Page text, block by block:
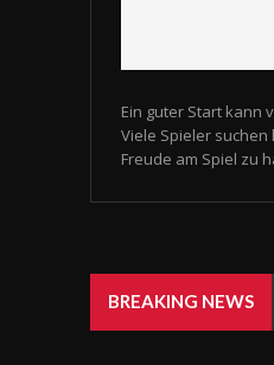
Ein guter Start kann
Viele Spieler
Freude am Spiel zu
BREAKING NEWS